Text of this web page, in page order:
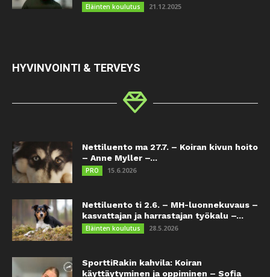
Eläinten koulutus 21.12.2025
HYVINVOINTI & TERVEYS
Nettiluento ma 27.7. – Koiran kivun hoito
– Anne Myller –...
PRO 15.6.2026
Nettiluento ti 2.6. – MH-luonnekuvaus –
kasvattajan ja harrastajan työkalu –...
Eläinten koulutus 28.5.2026
SporttiRakin kahvila: Koiran
käyttäytyminen ja oppiminen – Sofia